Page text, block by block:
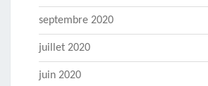
septembre 2020
juillet 2020
juin 2020